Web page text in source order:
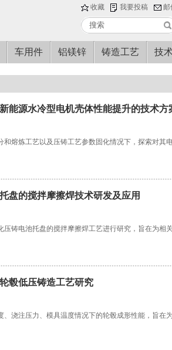
收藏 我要投稿 邮
车用件 铝镁锌 铸造工艺 技
能源水冷型电机壳体性能提升的技术方
和熔炼工艺以及压铸工艺参数固化情况下，探索对其
盘的搅拌摩擦焊技术研发及应用
压铸电池托盘的搅拌摩擦焊工艺进行研究，旨在为相
毂低压铸造工艺研究
、浇注压力、模具温度情况下的轮毂成形性能，旨在